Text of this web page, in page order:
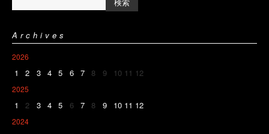
Archives
2026
1 2 3 4 5 6 7 8 9 10 11 12
2025
1 2 3 4 5 6 7 8 9 10 11 12
2024